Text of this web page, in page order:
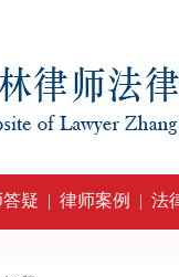
疑 | 律师案例 | 法